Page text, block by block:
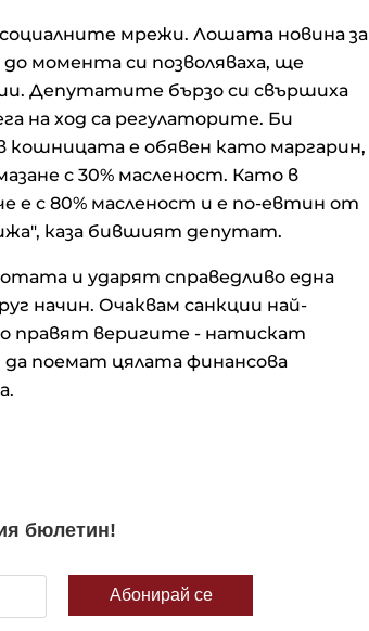
мрежи. Лошата новина за
момента си позволяваха, ще
Депутатите бързо си свършиха
на ход са регулаторите. Би
кошницата е обявен като маргарин,
с 30% масленост. Като в
е с 80% масленост и е по-евтин от
каза бившият депутат.
и ударят справедливо една
начин. Очаквам санкции най-
правят веригите - натискат
поемат цялата финансова